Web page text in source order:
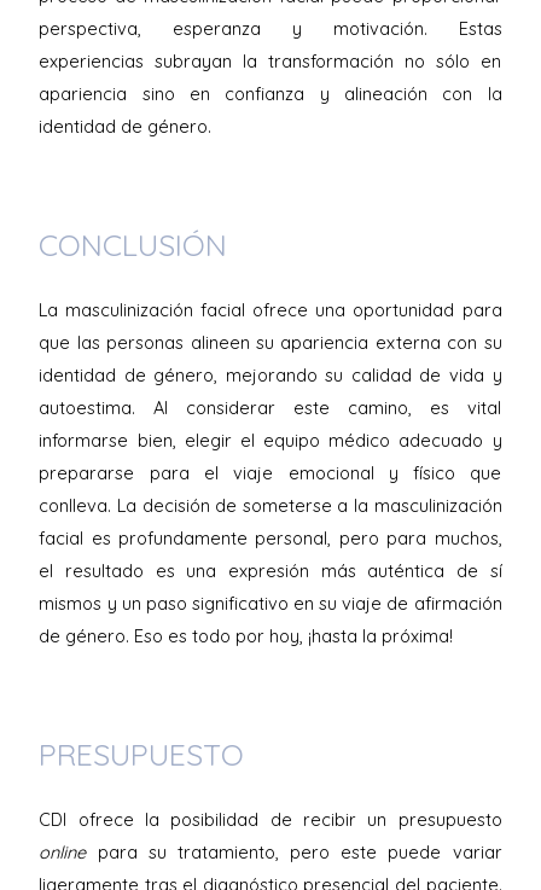
perspectiva, esperanza y motivación. Estas
experiencias subrayan la transformación no sólo en
apariencia sino en confianza y alineación con la
identidad de género.
CONCLUSIÓN
La masculinización facial ofrece una oportunidad para
que las personas alineen su apariencia externa con su
identidad de género, mejorando su calidad de vida y
autoestima. Al considerar este camino, es vital
informarse bien, elegir el equipo médico adecuado y
prepararse para el viaje emocional y físico que
conlleva. La decisión de someterse a la masculinización
facial es profundamente personal, pero para muchos,
el resultado es una expresión más auténtica de sí
mismos y un paso significativo en su viaje de afirmación
de género. Eso es todo por hoy, ¡hasta la próxima!
PRESUPUESTO
CDI ofrece la posibilidad de recibir un presupuesto
onlinepara su tratamiento, pero este puede variar
ligeramente tras el diagnóstico presencial del paciente.